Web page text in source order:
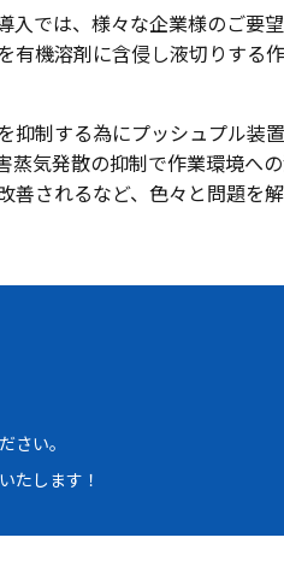
入では、様々な企業様のご
有機溶剤に含侵し液切りす
抑制する為にプッシュプル
蒸気発散の抑制で作業環境
されるなど、色々と問題を解
さい。
たします！